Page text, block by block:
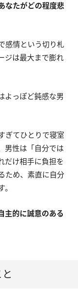
なたがどの程度悲
感情という切り札
ジは最大まで膨れ
よっぽど鈍感な男
ぎてひとりで寝室
男性は「自分では
だけ相手に負担を
ため、素直に自分
主的に誠意のある